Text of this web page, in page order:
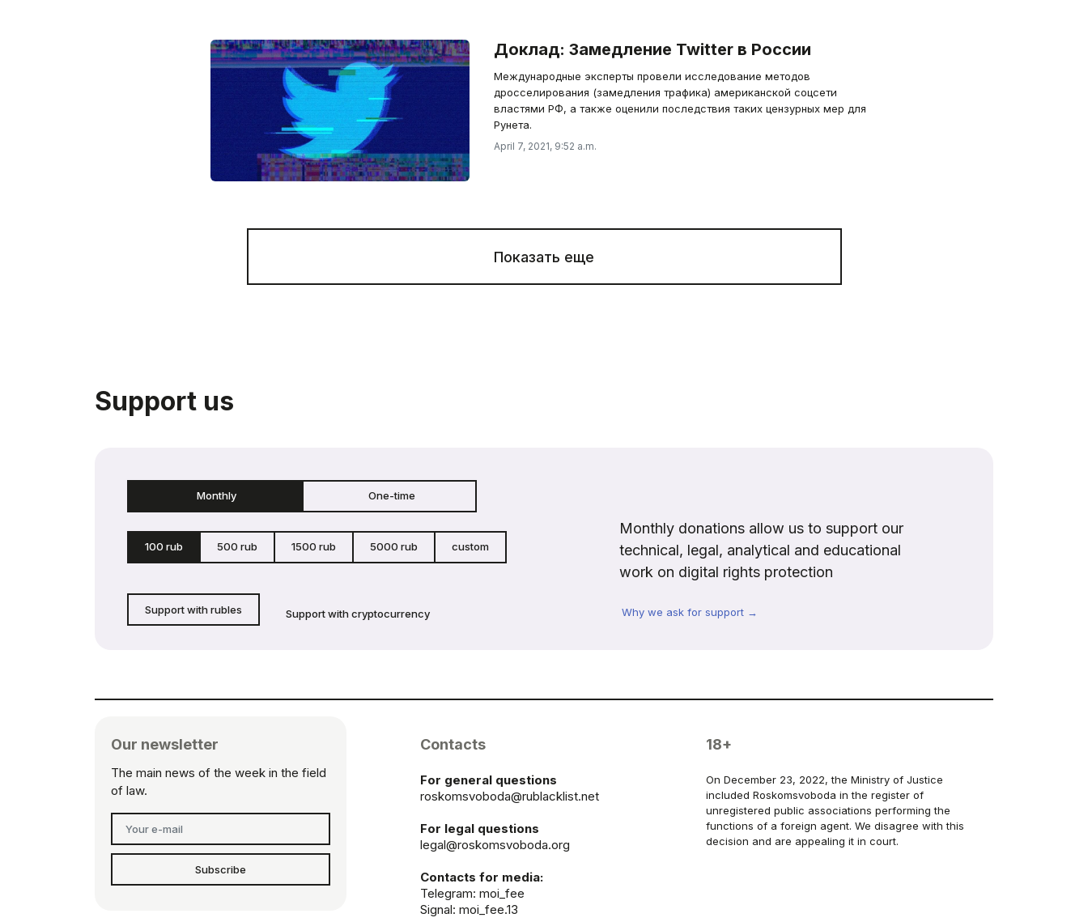
Доклад: Замедление Twitter в России
Международные эксперты провели исследование методов
дросселирования (замедления трафика) американской соцсети
властями РФ, а также оценили последствия таких цензурных мер для
Рунета.
April 7, 2021, 9:52 a.m.
Показать еще
Support us
Monthly One-time
100 rub 500 rub 1500 rub 5000 rub custom
Support with rubles Support with cryptocurrency
Monthly donations allow us to support our
technical, legal, analytical and educational
work on digital rights protection
Why we ask for support →
Our newsletter
The main news of the week in the field
of law.
Subscribe
Contacts
For general questions
roskomsvoboda@rublacklist.net
For legal questions
legal@roskomsvoboda.org
Contacts for media:
Telegram: moi_fee
Signal: moi_fee.13
18+
On December 23, 2022, the Ministry of Justice
included Roskomsvoboda in the register of
unregistered public associations performing the
functions of a foreign agent. We disagree with this
decision and are appealing it in court.